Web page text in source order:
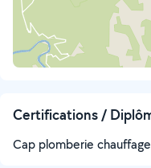
Certifications /
Cap plomberie chauffage